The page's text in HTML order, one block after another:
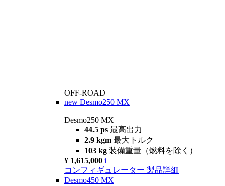
OFF-ROAD
new Desmo250 MX
Desmo250 MX
44.5 ps 最高出力
2.9 kgm 最大トルク
103 kg 装備重量（燃料を除く）
¥ 1,615,000 i
コンフィギュレーター 製品詳細
Desmo450 MX